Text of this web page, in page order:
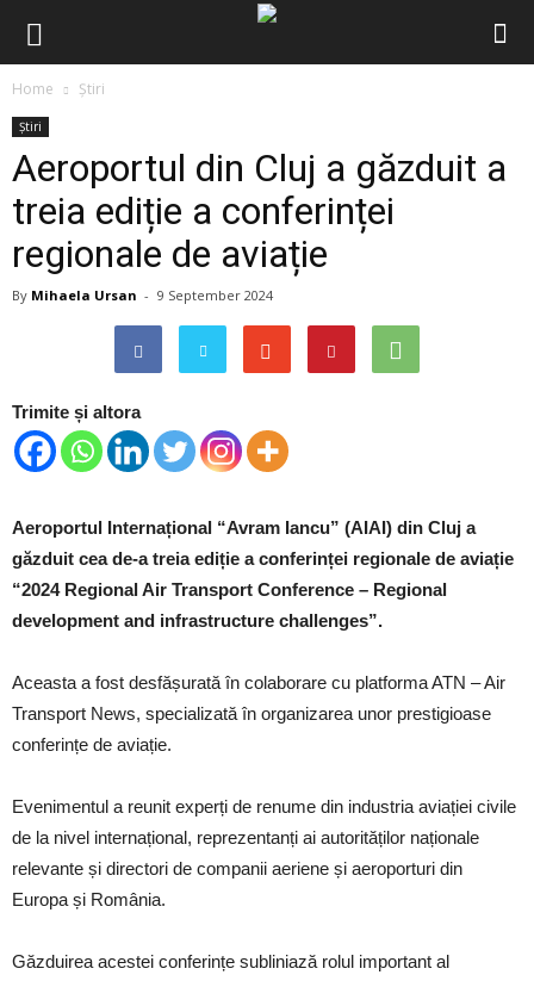
Home Știri
Știri
Aeroportul din Cluj a găzduit a
treia ediție a conferinței
regionale de aviație
By Mihaela Ursan - 9 September 2024
Trimite și altora
Aeroportul Internațional “Avram Iancu” (AIAI) din Cluj a
găzduit cea de-a treia ediție a conferinței regionale de aviație
“2024 Regional Air Transport Conference – Regional
development and infrastructure challenges”.
Aceasta a fost desfășurată în colaborare cu platforma ATN – Air
Transport News, specializată în organizarea unor prestigioase
conferințe de aviație.
Evenimentul a reunit experți de renume din industria aviației civile
de la nivel internațional, reprezentanți ai autorităților naționale
relevante și directori de companii aeriene și aeroporturi din
Europa și România.
Găzduirea acestei conferințe subliniază rolul important al